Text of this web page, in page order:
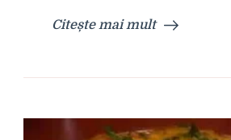
Citește mai mult